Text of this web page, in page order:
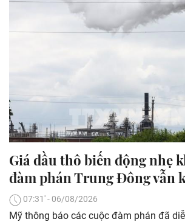
Giá dầu thô biến động nhẹ
đàm phán Trung Đông vẫn
07:31' - 06/08/2026
Mỹ thông báo các cuộc đàm phán đã